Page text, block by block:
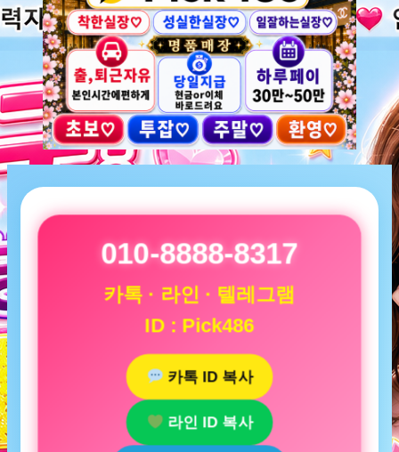
010-8888-8317
카톡 · 라인 · 텔레그램
ID : Pick486
카톡 ID 복사
라인 ID 복사